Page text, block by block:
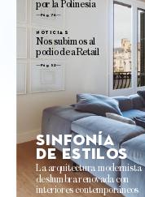
La arquitectura modernista
deslumbra renovada con
interiores contemporáneos
Sinfonía
de estilos
por la Polinesia
Pág. 76
Nos subimos al
podio de aRetail
noticias
Pág. 52